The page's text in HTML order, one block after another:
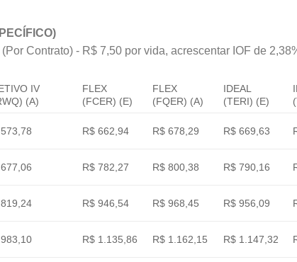
Contrato) - R$ 7,50 por vida, acrescentar IOF de
IV
(A)
FLEX
(FCER) (E)
FLEX
(FQER) (A)
IDEAL
(TERI) (E)
R$ 662,94 R$ 678,29 R$ 669,63
R$ 782,27 R$ 800,38 R$ 790,16
R$ 946,54 R$ 968,45 R$ 956,09
R$ 1.135,86 R$ 1.162,15 R$ 1.147,32